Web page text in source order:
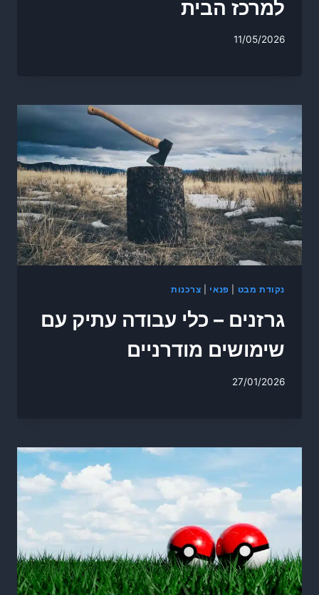
למרכז הבית
11/05/2026
נקודת מבט פנאי צרכנות
גרזנים – כלי עבודה עתיק עם
שימושים מודרניים
27/01/2026